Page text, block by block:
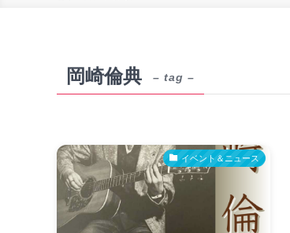
岡崎倫典 – tag –
イベント＆ニュース